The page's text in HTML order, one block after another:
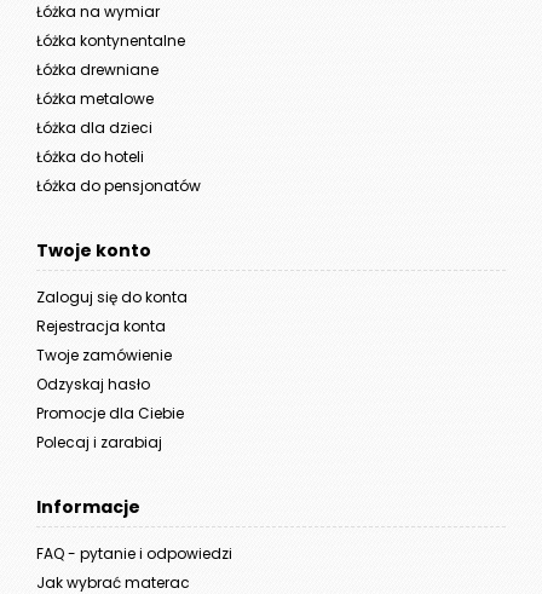
Łóżka na wymiar
Łóżka kontynentalne
Łóżka drewniane
Łóżka metalowe
Łóżka dla dzieci
Łóżka do hoteli
Łóżka do pensjonatów
Twoje konto
Zaloguj się do konta
Rejestracja konta
Twoje zamówienie
Odzyskaj hasło
Promocje dla Ciebie
Polecaj i zarabiaj
Informacje
FAQ - pytanie i odpowiedzi
Jak wybrać materac